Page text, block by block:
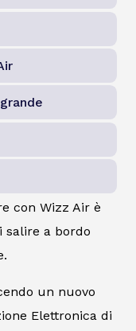
con Wizz Air è
salire a bordo
un nuovo
Elettronica di